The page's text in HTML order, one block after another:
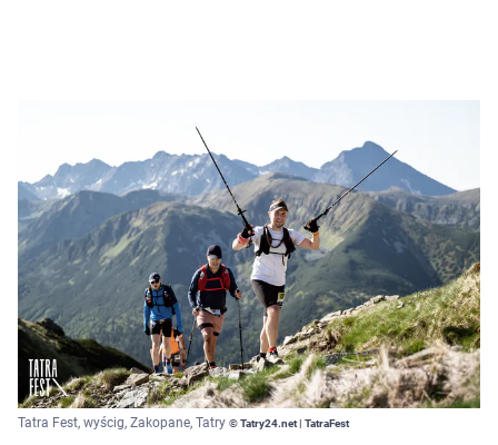
Tatra Fest, wyścig, Zakopane, Tatry © Tatry24.net | TatraFest